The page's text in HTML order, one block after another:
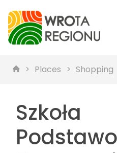
Places Shopping
Szkoła